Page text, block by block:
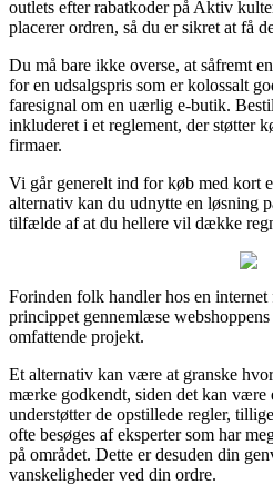
outlets efter rabatkoder på Aktiv
placerer ordren, så du er sikret at få
Du må bare ikke overse, at såfremt
for en udsalgspris som er kolossalt
faresignal om en uærlig e-butik.
inkluderet i et reglement, der støtter
firmaer.
Vi går generelt ind for køb med kort
alternativ kan du udnytte en løsning
tilfælde af at du hellere vil dække
Forinden folk handler hos en
princippet gennemlæse
omfattende projekt.
Et alternativ kan være at granske
mærke godkendt, siden det kan være
understøtter de opstillede regler,
ofte besøges af eksperter som har
på området. Dette er desuden din
vanskeligheder ved din ordre.